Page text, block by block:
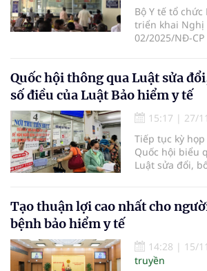
Bộ Y tế tổ
triển khai Nghị
02/2025/NĐ-
pháp thi hành
Quốc hội thông qua Luật sửa
số điều của Luật Bảo hiểm y tế
15:17 | 27/
Tiếp tục kỳ
Quốc hội biểu
Luật sửa đổi,
tán thành.
Tạo thuận lợi cao nhất cho
bệnh bảo hiểm y tế
14:28 | 15/
truyền